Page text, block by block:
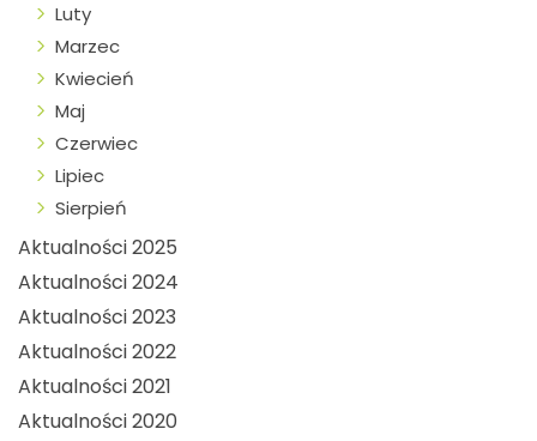
Luty
Marzec
Kwiecień
Maj
Czerwiec
Lipiec
Sierpień
Aktualności 2025
Aktualności 2024
Aktualności 2023
Aktualności 2022
Aktualności 2021
Aktualności 2020